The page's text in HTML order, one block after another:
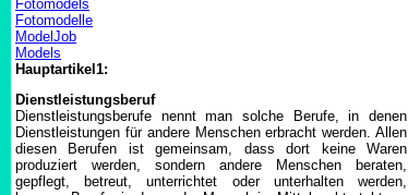
Fotomodels
Fotomodelle
ModelJob
Models
Hauptartikel1:
Dienstleistungsberuf
Dienstleistungsberufe nennt man solche Berufe, in denen
Dienstleistungen für andere Menschen erbracht werden. Allen
diesen Berufen ist gemeinsam, dass dort keine Waren
produziert werden, sondern andere Menschen beraten,
gepflegt, betreut, unterrichtet oder unterhalten werden,